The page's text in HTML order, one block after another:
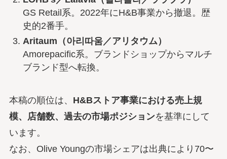
GS Retail系。2022年にH&B事業から撤退。歴
史的2番手。
Aritaum（아리따움／アリタウム）
Amorepacific系。ブランドショップからマルチ
ブランド型へ転換。
本稿の順位は、 H&Bストア事業における売上規
模、店舗数、過去の市場ポジションを基準にして
います。
なお、Olive Youngの市場シェアは出典により70〜